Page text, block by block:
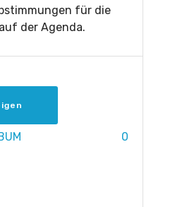
für die
der Agenda.
0